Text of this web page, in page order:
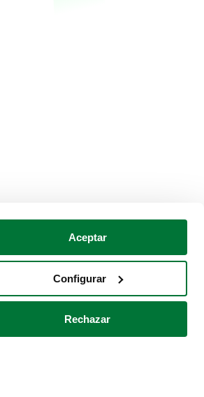
Aceptar
Configurar
Rechazar